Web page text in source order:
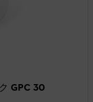
GPC 30